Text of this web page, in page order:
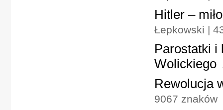
Hitler –
Łepkowski |
Parostatki i
Wolickiego
Rewolucja
9067 znaków